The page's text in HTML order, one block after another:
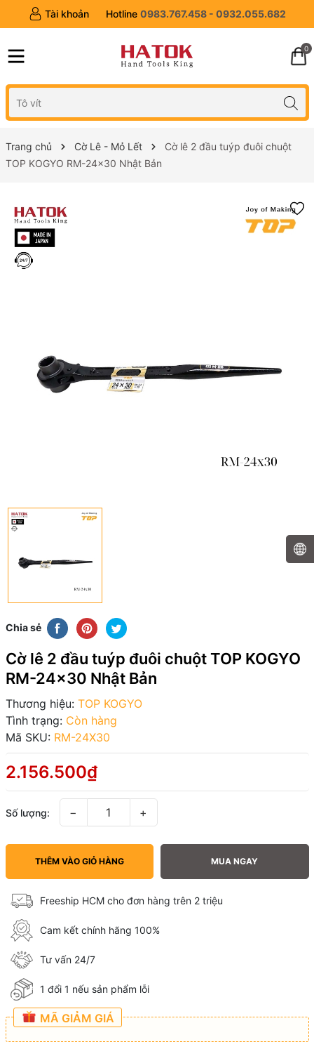
Tài khoản Hotline 0983.767.458 - 0932.055.682
0
Trang chủ Cờ Lê - Mỏ Lết
Cờ lê 2 đầu tuýp đuôi chuột
TOP KOGYO RM-24x30 Nhật Bản
Chia sẻ
Cờ lê 2 đầu tuýp đuôi chuột TOP KOGYO
RM-24x30 Nhật Bản
Thương hiệu: TOP KOGYO
Tình trạng: Còn hàng
Mã SKU: RM-24X30
2.156.500₫
Số lượng: − +
THÊM VÀO GIỎ HÀNG MUA NGAY
Freeship HCM cho đơn hàng trên 2 triệu
Cam kết chính hãng 100%
Tư vấn 24/7
1 đổi 1 nếu sản phẩm lỗi
MÃ GIẢM GIÁ